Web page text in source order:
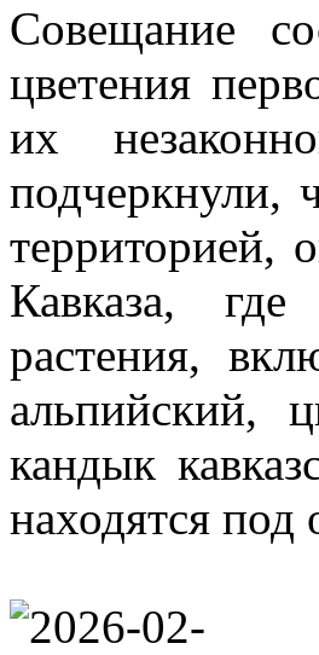
Совещание
цветения
их
подчеркнули,
территорией,
Кавказа,
растения,
альпийский,
кандык
находятся под